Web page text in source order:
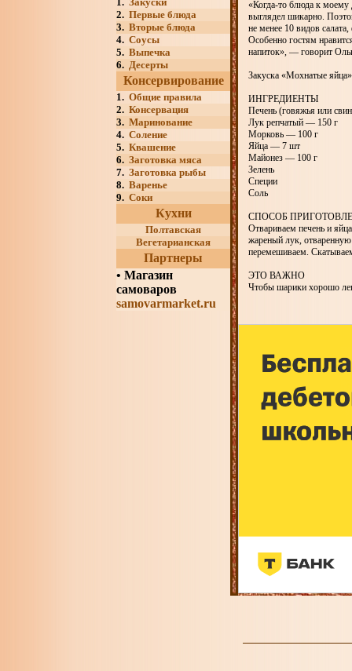
2. Первые блюда
3. Вторые блюда
4. Соусы
5. Выпечка
6. Десерты
Консервирование
1. Общие правила
2. Консервация
3. Маринование
4. Соление
5. Квашение
6. Заготовка мяса
7. Заготовка рыбы
8. Варенье
9. Соки
Кухни
Полтавская
Вегетарианская
Партнеры
• Магазин
самоваров
samovarmarket.ru
«Когда-то блюда к моему
выглядел шикарно.
не менее 10 видов
Особенно гостям
напиток», — говорит
Закуска «Мохнатые яйца»
ИНГРЕДИЕНТЫ
Печень (говяжья или
Лук репчатый — 150 г
Морковь — 100 г
Яйца — 7 шт
Майонез — 100 г
Зелень
Специи
Соль
СПОСОБ
Отвариваем печень и
жареный лук, отваренную
перемешиваем.
ЭТО ВАЖНО
Чтобы шарики хорошо